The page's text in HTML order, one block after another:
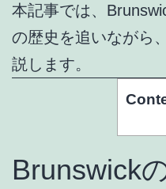
本記事では、
の歴史を追いながら
説します。
Brunswick